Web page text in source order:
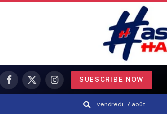
Facebook
X
(Twitter)
Instagram
SUBSCRIBE NOW
vendredi, 7 août